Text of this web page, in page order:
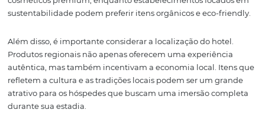
opções veganas ou produtos para cuidados específicos
envolvente e pessoal. Isso não só aumenta a satisfação
hóspede, mas também fortalece a imagem da marca.
Portanto, a inovação e a sustentabilidade nos amenities
mais do que uma tendência; são uma necessidade para